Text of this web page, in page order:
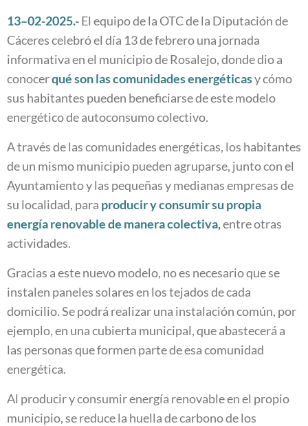
13–02-2025.-El equipo de la OTC de la Diputación de
Cáceres celebró el día 13 de febrero una jornada
informativa en el municipio de Rosalejo, donde dio a
conocerqué son lascomunidades energéticasy cómo
sus habitantes pueden beneficiarse de este modelo
energético de autoconsumo colectivo.
A través de las comunidades energéticas, los habitantes
de un mismo municipio pueden agruparse, junto con el
Ayuntamiento y las pequeñas y medianas empresas de
su localidad, para producir y consumir su propia
energía renovable de manera colectiva,entre otras
actividades.
Gracias a este nuevo modelo, no es necesario que se
instalen paneles solares en los tejados de cada
domicilio. Se podrá realizar una instalación común, por
ejemplo, en una cubierta municipal, que abastecerá a
las personas que formen parte de esa comunidad
energética.
Al producir y consumir energía renovable en el propio
municipio, se reduce la huella de carbono de los